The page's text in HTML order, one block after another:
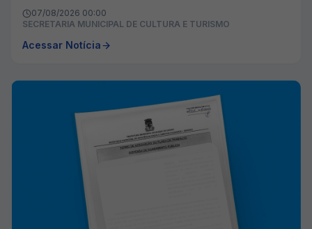
07/08/2026 00:00
SECRETARIA MUNICIPAL DE CULTURA E TURISMO
Acessar Notícia